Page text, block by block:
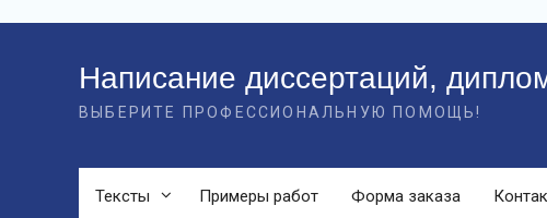
Написание диссертаций,
ВЫБЕРИТЕ ПРОФЕССИОНАЛЬНУЮ ПОМОЩЬ!
Тексты Примеры работ Форма заказа